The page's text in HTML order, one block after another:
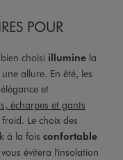
POUR
choisi illuminela
allure. En été, les
et
écharpes et gants
Le choix des
à la fois confortable
évitera l'insolation